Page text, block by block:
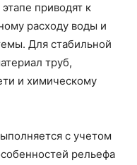
приводят к
расходу воды и
Для стабильной
труб,
и химическому
с учетом
рельефа